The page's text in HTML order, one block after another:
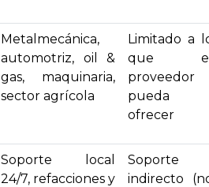
Metalmecánica,
automotriz, oil &
gas, maquinaria,
sector agrícola
Limitado a
que
proveedor
pueda
ofrecer
Soporte local
24/7, refacciones y
Soporte
indirecto